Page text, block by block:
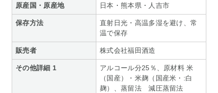
原産国・原産地 日本・熊本県・人吉市
保存方法
直射日光・高温多湿を避け、常
温で保存
販売者 株式会社福田酒造
その他詳細 1
アルコール分25％、原材料 米
（国産）・米麹（国産米・:白
麹）、蒸留法 減圧蒸留法